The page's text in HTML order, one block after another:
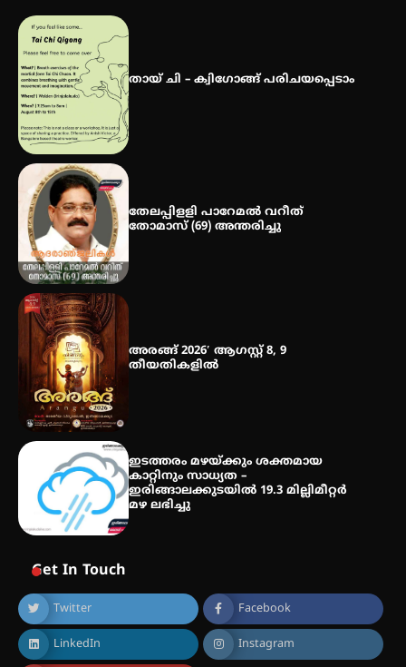
തായ് ചി – ക്വിഗോങ്ങ് പരിചയപ്പെടാം
തേലപ്പിളളി പാറേമൽ വറീത്
തോമാസ് (69) അന്തരിച്ചു
അരങ്ങ് 2026′ ആഗസ്റ്റ് 8, 9
തീയതികളിൽ
ഇടത്തരം മഴയ്ക്കും ശക്തമായ
കാറ്റിനും സാധ്യത –
ഇരിങ്ങാലക്കുടയിൽ 19.3 മില്ലിമീറ്റർ
മഴ ലഭിച്ചു
Get In Touch
Twitter Facebook
LinkedIn Instagram